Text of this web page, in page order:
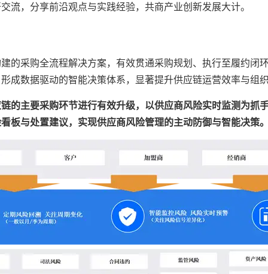
流，分享前沿观点与实践经验，共商产业创新发展大计。
的采购全流程解决方案，有效贯通采购规划、执行至履约闭
成数据驱动的智能决策体系，显著提升供应链运营效率与组
的主要采购环节进行有效升级，以供应商风险实时监测为抓
板与处置建议，实现供应商风险管理的主动防御与智能决策